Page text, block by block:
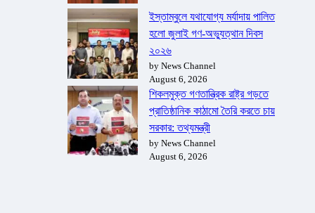
ইস্তাম্বুলে যথাযোগ্য মর্যাদায় পালিত
হলো জুলাই গণ-অভ্যুত্থান দিবস
২০২৬
by News Channel
August 6, 2026
শিকলমুক্ত গণতান্ত্রিক রাষ্ট্র গড়তে
প্রাতিষ্ঠানিক কাঠামো তৈরি করতে চায়
সরকার: তথ্যমন্ত্রী
by News Channel
August 6, 2026